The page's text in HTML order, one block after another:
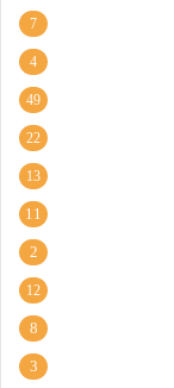
7
4
49
22
13
11
2
12
8
3